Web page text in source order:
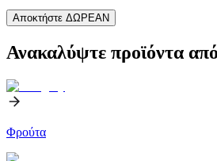
Αποκτήστε ΔΩΡΕΑΝ
Ανακαλύψτε προϊόντα
Φρούτα